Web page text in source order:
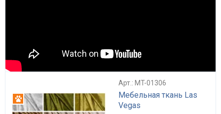
Арт.: MT-01306
Мебельная ткань Las
Vegas
Антикоготь